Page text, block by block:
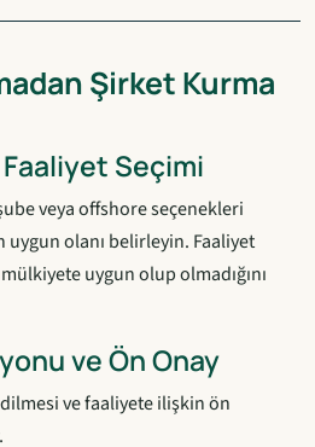
Şirket Kurma
Seçimi
veya offshore seçenekleri
uygun olanı belirleyin. Faaliyet
uygun olup olmadığını
ve Ön Onay
ve faaliyete ilişkin ön